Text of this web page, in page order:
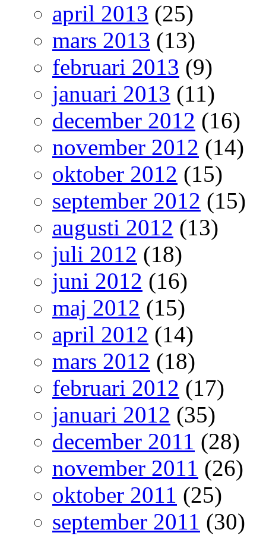
april 2013 (25)
mars 2013 (13)
februari 2013 (9)
januari 2013 (11)
december 2012 (16)
november 2012 (14)
oktober 2012 (15)
september 2012 (15)
augusti 2012 (13)
juli 2012 (18)
juni 2012 (16)
maj 2012 (15)
april 2012 (14)
mars 2012 (18)
februari 2012 (17)
januari 2012 (35)
december 2011 (28)
november 2011 (26)
oktober 2011 (25)
september 2011 (30)